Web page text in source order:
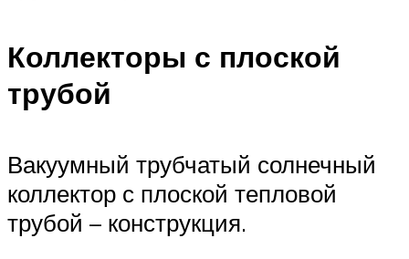
Коллекторы с плоской
трубой
Вакуумный трубчатый солнечный
коллектор с плоской тепловой
трубой – конструкция.